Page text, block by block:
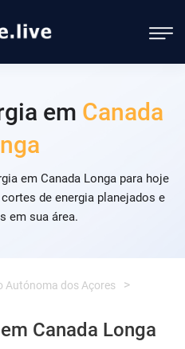
em Canada
em Canada Longa para hoje
de energia planejados e
em sua área.
Autónoma dos Açores
Canada Longa